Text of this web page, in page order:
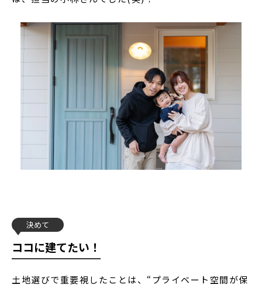
決めて
ココに建てたい！
土地選びで重要視したことは、“プライベート空間が保